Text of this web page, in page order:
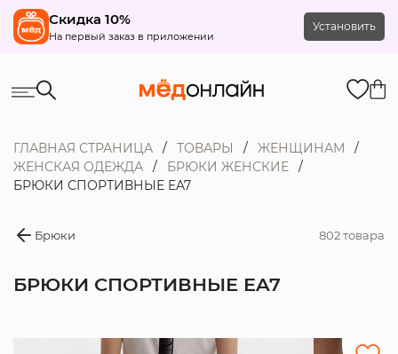
Скидка 10%
На первый заказ в приложении
Установить
ГЛАВНАЯ СТРАНИЦА ТОВАРЫ
ЖЕНЩИНАМ
ЖЕНСКАЯ ОДЕЖДА
БРЮКИ ЖЕНСКИЕ
БРЮКИ СПОРТИВНЫЕ EA7
Брюки 802 товара
БРЮКИ СПОРТИВНЫЕ EA7